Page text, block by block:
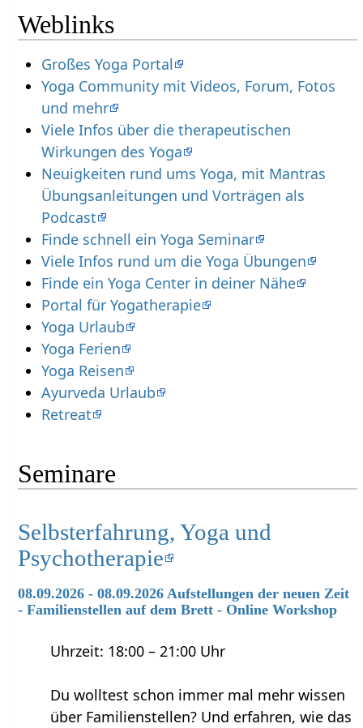
Weblinks
Großes Yoga Portal
Yoga Community mit Videos, Forum, Fotos
und mehr
Viele Infos über die therapeutischen
Wirkungen des Yoga
Neuigkeiten rund ums Yoga, mit Mantras
Übungsanleitungen und Vorträgen als
Podcast
Finde schnell ein Yoga Seminar
Viele Infos rund um die Yoga Übungen
Finde ein Yoga Center in deiner Nähe
Portal für Yogatherapie
Yoga Urlaub
Yoga Ferien
Yoga Reisen
Ayurveda Urlaub
Retreat
Seminare
Selbsterfahrung, Yoga und
Psychotherapie
08.09.2026 - 08.09.2026 Aufstellungen der neuen Zeit
- Familienstellen auf dem Brett - Online Workshop
Uhrzeit: 18:00 – 21:00 Uhr
Du wolltest schon immer mal mehr wissen
über Familienstellen? Und erfahren, wie das